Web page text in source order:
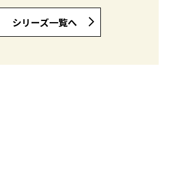
シリーズ一覧へ